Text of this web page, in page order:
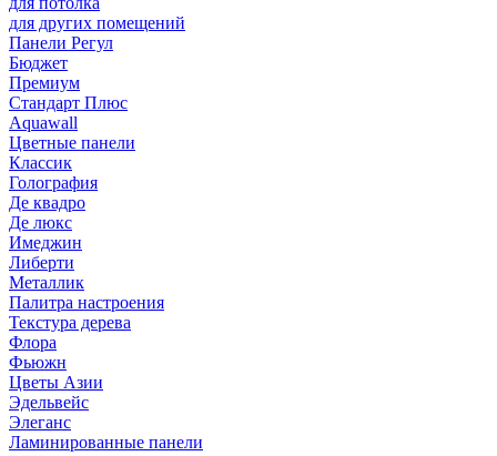
для других помещений
Панели Регул
Бюджет
Премиум
Стандарт Плюс
Aquawall
Цветные панели
Классик
Голография
Де квадро
Де люкс
Имеджин
Либерти
Металлик
Палитра настроения
Текстура дерева
Флора
Фьюжн
Цветы Азии
Эдельвейс
Элеганс
Ламинированные панели